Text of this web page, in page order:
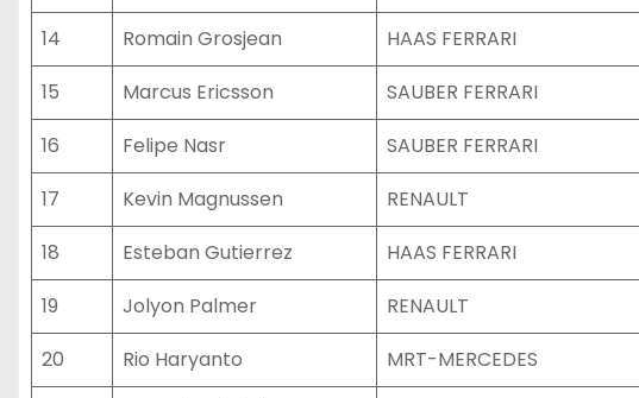
14
Romain Grosjean HAAS FERRARI
15
Marcus Ericsson SAUBER FERRARI
16
Felipe Nasr SAUBER FERRARI
17
Kevin Magnussen RENAULT
18
Esteban Gutierrez HAAS FERRARI
19
Jolyon Palmer RENAULT
20
Rio Haryanto MRT-MERCEDES